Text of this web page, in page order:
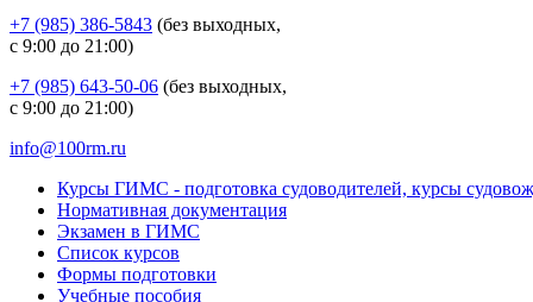
+7 (985) 386-5843 (без выходных,
с 9:00 до 21:00)
+7 (985) 643-50-06 (без выходных,
с 9:00 до 21:00)
info@100rm.ru
Курсы ГИМС - подготовка судоводителей, курсы
Нормативная документация
Экзамен в ГИМС
Список курсов
Формы подготовки
Учебные пособия